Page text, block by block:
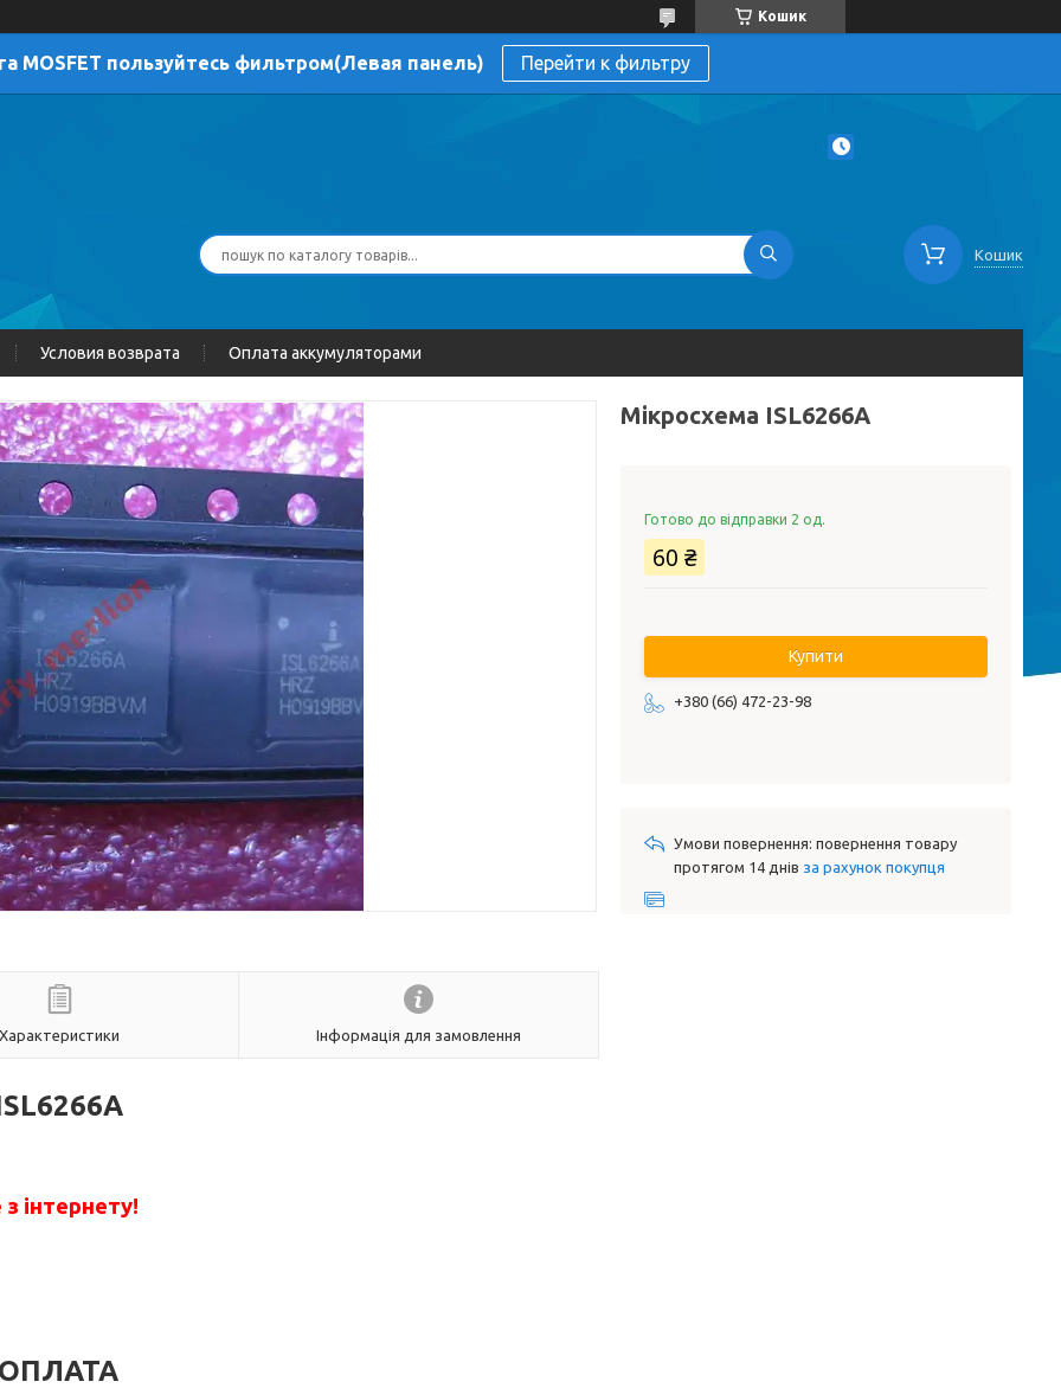
Кошик
MOSFET пользуйтесь фильтром(Левая панель) Перейти к фильтру
Кошик
Условия возврата Оплата аккумуляторами
Характеристики Інформація для замовлення
інтернету!
Мікросхема ISL6266A
Готово до відправки 2 од.
60 ₴
Купити
+380 (66) 472-23-98
повернення товару
протягом 14 днів за рахунок покупця